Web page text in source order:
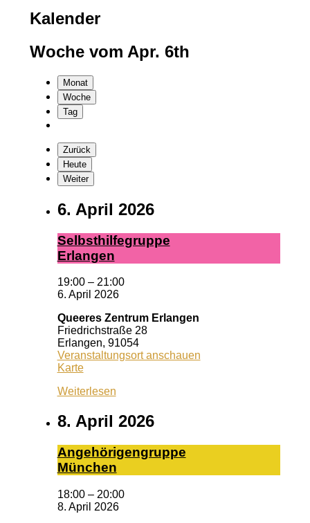
Kalender
Woche vom Apr. 6th
Monat
Woche
Tag
Zurück
Heute
Weiter
6. April 2026
Selbst­hil­fe­grup­pe
Er­lan­gen
19:00 – 21:00
6. April 2026
Queeres Zentrum Erlangen
Friedrichstraße 28
Erlangen, 91054
Veranstaltungsort anschauen
KarteQueeres
Erlangen
Weiterlesen
8. April 2026
An­ge­hö­ri­gen­grup­pe
Mün­chen
18:00 – 20:00
8. April 2026